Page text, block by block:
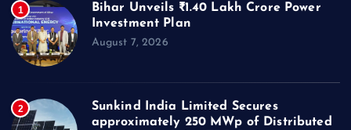
1
Bihar Unveils ₹1.40 Lakh Crore Power
Investment Plan
August 7, 2026
2
Sunkind India Limited Secures
approximately 250 MWp of Distributed